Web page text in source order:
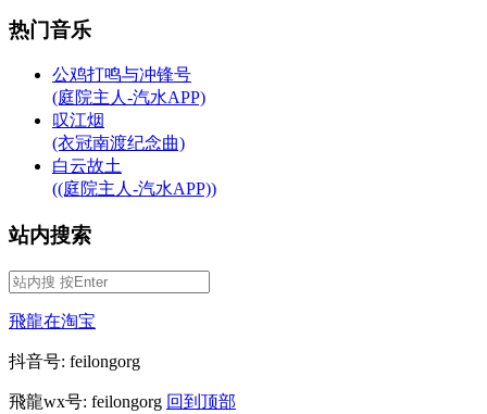
热门音乐
公鸡打鸣与冲锋号
(庭院主人-汽水APP)
叹江烟
(衣冠南渡纪念曲)
白云故土
((庭院主人-汽水APP))
站内搜索
飛龍在淘宝
抖音号: feilongorg
飛龍wx号: feilongorg 回到顶部